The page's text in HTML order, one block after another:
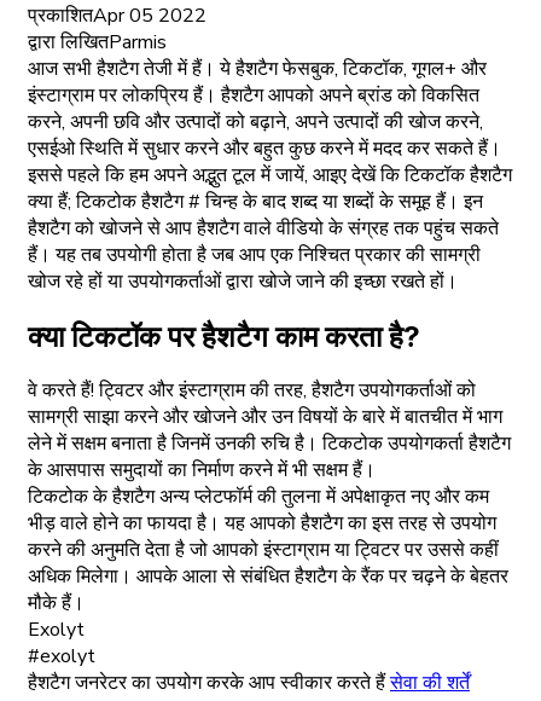
प्रकाशितApr 05 2022
द्वारा लिखितParmis
आज सभी हैशटैग तेजी में हैं। ये हैशटैग फेसबुक, टिकटॉक, गूगल+ और
इंस्टाग्राम पर लोकप्रिय हैं। हैशटैग आपको अपने ब्रांड को विकसित
करने, अपनी छवि और उत्पादों को बढ़ाने, अपने उत्पादों की खोज करने,
एसईओ स्थिति में सुधार करने और बहुत कुछ करने में मदद कर सकते हैं।
इससे पहले कि हम अपने अद्भुत टूल में जायें, आइए देखें कि टिकटॉक हैशटैग
क्या हैं; टिकटोक हैशटैग # चिन्ह के बाद शब्द या शब्दों के समूह हैं। इन
हैशटैग को खोजने से आप हैशटैग वाले वीडियो के संग्रह तक पहुंच सकते
हैं। यह तब उपयोगी होता है जब आप एक निश्चित प्रकार की सामग्री
खोज रहे हों या उपयोगकर्ताओं द्वारा खोजे जाने की इच्छा रखते हों।
क्या टिकटॉक पर हैशटैग काम करता है?
वे करते हैं! ट्विटर और इंस्टाग्राम की तरह, हैशटैग उपयोगकर्ताओं को
सामग्री साझा करने और खोजने और उन विषयों के बारे में बातचीत में भाग
लेने में सक्षम बनाता है जिनमें उनकी रुचि है। टिकटोक उपयोगकर्ता हैशटैग
के आसपास समुदायों का निर्माण करने में भी सक्षम हैं।
टिकटोक के हैशटैग अन्य प्लेटफॉर्म की तुलना में अपेक्षाकृत नए और कम
भीड़ वाले होने का फायदा है। यह आपको हैशटैग का इस तरह से उपयोग
करने की अनुमति देता है जो आपको इंस्टाग्राम या ट्विटर पर उससे कहीं
अधिक मिलेगा। आपके आला से संबंधित हैशटैग के रैंक पर चढ़ने के बेहतर
मौके हैं।
Exolyt
#exolyt
हैशटैग जनरेटर का उपयोग करके आप स्वीकार करते हैंसेवा की शर्तें